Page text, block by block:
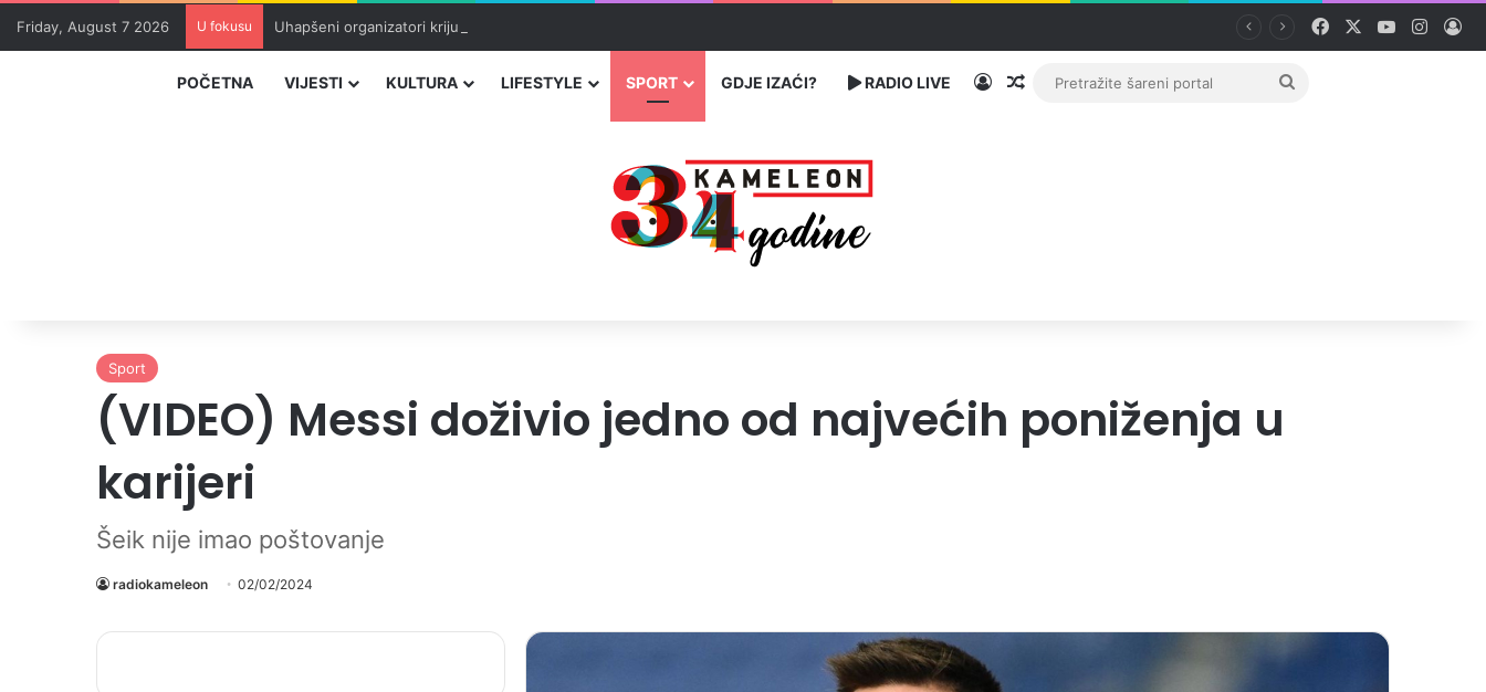
Friday, August 7 2026 U fokusu Uhapšeni organizatori krijumčarenja migranata preko BiH i Balkana Facebook YouTube
POČETNA VIJESTI KULTURA LIFESTYLE SPORT GDJE IZAĆI? RADIO LIVE PrijavaRandom članak
Pretražite
Sport
(VIDEO) Messi doživio jedno od najvećih poniženja u
karijeri
Šeik nije imao poštovanje
radiokameleon 02/02/2024